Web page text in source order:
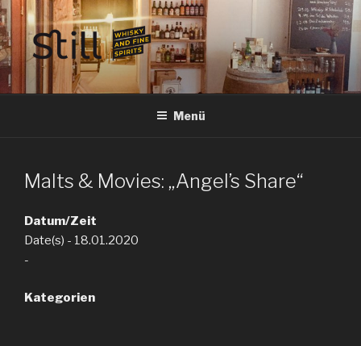
Zum
Inhalt
springen
STILL SPIRITS HILDESHEIM
Whisky, Rum, Gin, Cognac, Tequila und Tastings in Hildesheim
Menü
Malts & Movies: „Angel’s Share“
Datum/Zeit
Date(s) - 18.01.2020
-
Kategorien